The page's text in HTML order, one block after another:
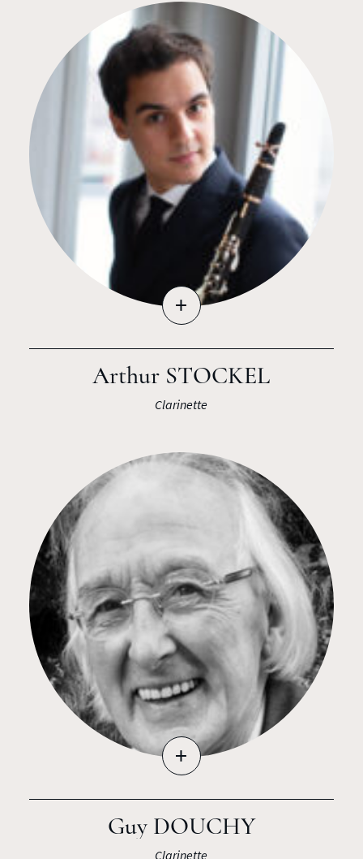
+
Arthur STOCKEL
Clarinette
+
Guy DOUCHY
Clarinette